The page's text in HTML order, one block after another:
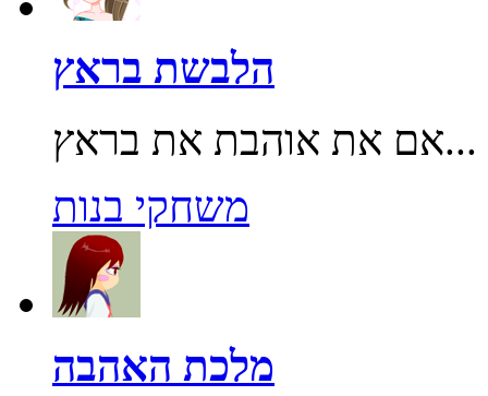
הלבשת בראץ
אם את אוהבת את בראץ...
משחקי בנות
מלכת האהבה